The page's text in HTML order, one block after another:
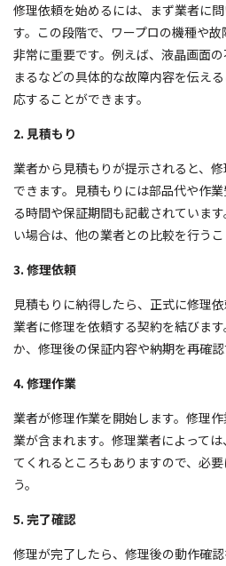
修理依頼を始めるには、まず業者に
す。この段階で、ワープロの機種や
非常に重要です。例えば、液晶画面
まるなどの具体的な故障内容を伝え
応することができます。
2. 見積もり
業者から見積もりが提示されると、
できます。見積もりには部品代や作
る時間や保証期間も記載されていま
い場合は、他の業者との比較を行うこ
3. 修理依頼
見積もりに納得したら、正式に修理
業者に修理を依頼する契約を結びま
か、修理後の保証内容や納期を再確認
4. 修理作業
業者が修理作業を開始します。修理
業が含まれます。修理業者によって
てくれるところもありますので、必
う。
5. 完了確認
修理が完了したら、修理後の動作確